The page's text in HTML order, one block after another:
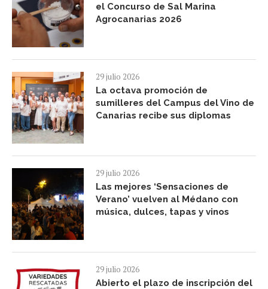
el Concurso de Sal Marina
Agrocanarias 2026
29 julio 2026
La octava promoción de
sumilleres del Campus del Vino de
Canarias recibe sus diplomas
29 julio 2026
Las mejores ‘Sensaciones de
Verano’ vuelven al Médano con
música, dulces, tapas y vinos
29 julio 2026
Abierto el plazo de inscripción del